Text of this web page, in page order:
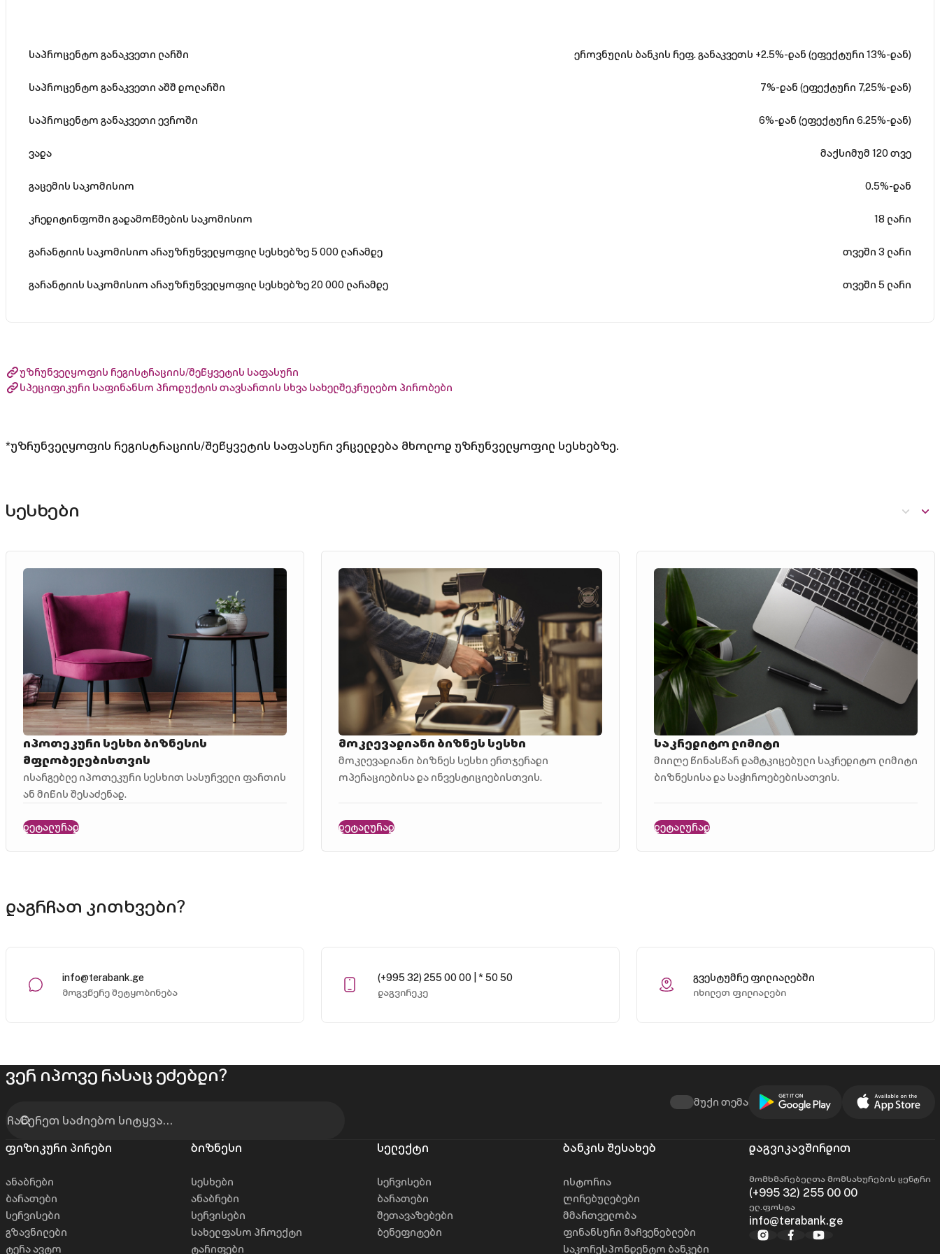
საპროცენტო განაკვეთი ლარში ეროვნულის ბანკის რეფ. განაკვეთს +2.5%-დან (ეფექტური 13%-დან)
საპროცენტო განაკვეთი აშშ დოლარში 7%-დან (ეფექტური 7,25%-დან)
საპროცენტო განაკვეთი ევროში 6%-დან (ეფექტური 6.25%-დან)
ვადა მაქსიმუმ 120 თვე
გაცემის საკომისიო 0.5%-დან
კრედიტინფოში გადამოწმების საკომისიო 18 ლარი
გარანტიის საკომისიო არაუზრუნველყოფილ სესხებზე 5 000 ლარამდე თვეში 3 ლარი
გარანტიის საკომისიო არაუზრუნველყოფილ სესხებზე 20 000 ლარამდე თვეში 5 ლარი
უზრუნველყოფის რეგისტრაციის/შეწყვეტის საფასური
სპეციფიკური საფინანსო პროდუქტის თავსართის სხვა სახელშეკრულებო პირობები
*უზრუნველყოფის რეგისტრაციის/შეწყვეტის საფასური ვრცელდება მხოლოდ უზრუნველყოფილ სესხებზე.
სესხები
იპოთეკური სესხი ბიზნესის
მფლობელებისთვის
ისარგებლე იპოთეკური სესხით სასურველი ფართის
ან მიწის შესაძენად.
დეტალურად
მოკლევადიანი ბიზნეს სესხი
მოკლევადიანი ბიზნეს სესხი ერთჯერადი
ოპერაციებისა და ინვესტიციებისთვის.
დეტალურად
საკრედიტო ლიმიტი
მიიღე წინასწარ დამტკიცებული საკრედიტო ლიმიტი
ბიზნესისა და საჭიროებებისათვის.
დეტალურად
დაგრჩათ კითხვები?
info@terabank.ge
მოგვწერე შეტყობინება
(+995 32) 255 00 00 | * 50 50
დაგვირეკე
გვესტუმრე ფილიალებში
იხილეთ ფილიალები
ვერ იპოვე რასაც ეძებდი?
მუქი თემა
ფიზიკური პირები
ანაბრები
ბარათები
სერვისები
გზავნილები
ტერა ავტო
ბიზნესი
სესხები
ანაბრები
სერვისები
სახელფასო პროექტი
ტარიფები
სელექტი
სერვისები
ბარათები
შეთავაზებები
ბენეფიტები
ბანკის შესახებ
ისტორია
ღირებულებები
მმართველობა
ფინანსური მაჩვენებლები
საკორესპონდენტო ბანკები
დაგვიკავშირდით
მომხმარებელთა მომსახურების ცენტრი
(+995 32) 255 00 00
ელ.ფოსტა
info@terabank.ge